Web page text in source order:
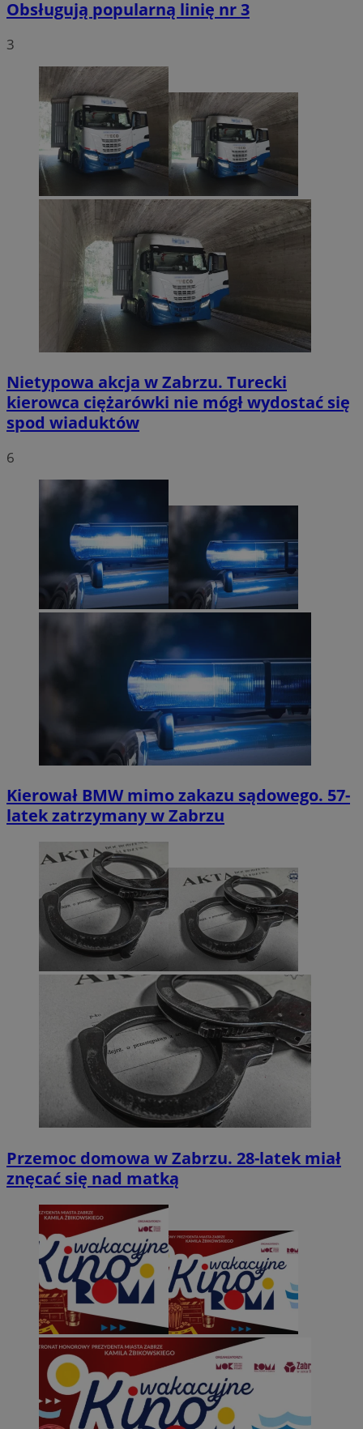
Obsługują popularną linię nr 3
3
Nietypowa akcja w Zabrzu. Turecki
kierowca ciężarówki nie mógł wydostać się
spod wiaduktów
6
Kierował BMW mimo zakazu sądowego. 57-
latek zatrzymany w Zabrzu
Przemoc domowa w Zabrzu. 28-latek miał
znęcać się nad matką